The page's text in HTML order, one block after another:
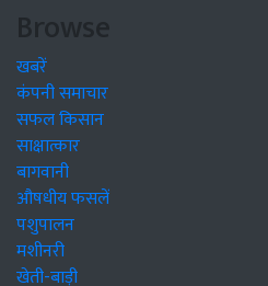
Browse
खबरें
कंपनी समाचार
सफल किसान
साक्षात्कार
बागवानी
औषधीय फसलें
पशुपालन
मशीनरी
खेती-बाड़ी